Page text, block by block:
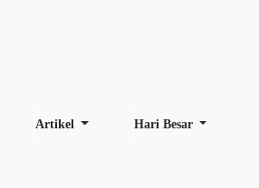
Artikel Hari Besar